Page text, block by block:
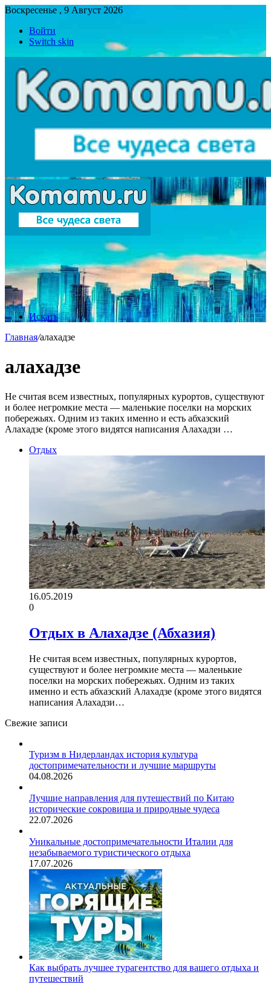
Воскресенье , 9 Август 2026
Войти
Switch skin
Искать
Главная/алахадзе
алахадзе
Не считая всем известных, популярных курортов, существуют
и более негромкие места — маленькие поселки на морских
побережьях. Одним из таких именно и есть абхазский
Алахадзе (кроме этого видятся написания Алахадзи …
Отдых
16.05.2019
0
Отдых в Алахадзе (Абхазия)
Не считая всем известных, популярных курортов,
существуют и более негромкие места — маленькие
поселки на морских побережьях. Одним из таких
именно и есть абхазский Алахадзе (кроме этого видятся
написания Алахадзи…
Свежие записи
Туризм в Нидерландах история культура
достопримечательности и лучшие маршруты
04.08.2026
Лучшие направления для путешествий по Китаю
исторические сокровища и природные чудеса
22.07.2026
Уникальные достопримечательности Италии для
незабываемого туристического отдыха
17.07.2026
Как выбрать лучшее турагентство для вашего отдыха и
путешествий